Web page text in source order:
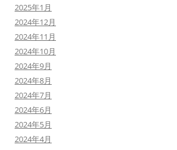
2025年1月
2024年12月
2024年11月
2024年10月
2024年9月
2024年8月
2024年7月
2024年6月
2024年5月
2024年4月